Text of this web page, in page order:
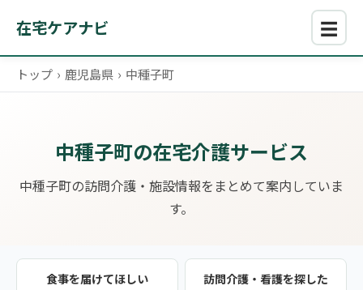
在宅ケアナビ ☰
トップ › 鹿児島県 › 中種子町
中種子町の在宅介護サービス
中種子町の訪問介護・施設情報をまとめて案内していま
す。
食事を届けてほしい
訪問介護・看護を探した